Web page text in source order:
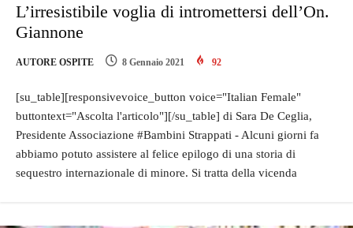
L’irresistibile voglia di intromettersi dell’On.
Giannone
AUTORE OSPITE 8 Gennaio 2021 92
[su_table][responsivevoice_button voice="Italian Female"
buttontext="Ascolta l'articolo"][/su_table] di Sara De Ceglia,
Presidente Associazione #Bambini Strappati - Alcuni giorni fa
abbiamo potuto assistere al felice epilogo di una storia di
sequestro internazionale di minore. Si tratta della vicenda